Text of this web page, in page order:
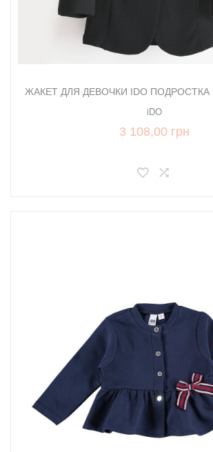
ЖАКЕТ ДЛЯ ДЕВОЧКИ IDO ПОДРОСТКА
iDO
3 108,00 грн